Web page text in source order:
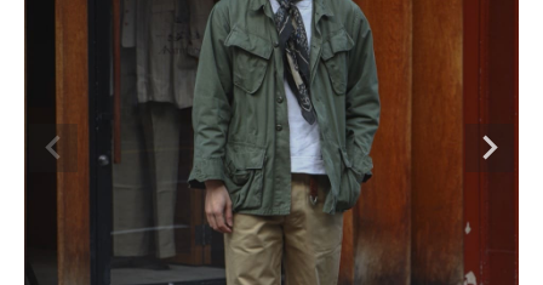
INFORMATION
プライバシーポリシー